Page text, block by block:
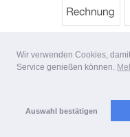
Wir verwenden Cookies,
Service genießen können.
Auswahl bestätigen
* Alle Preise
Copyright